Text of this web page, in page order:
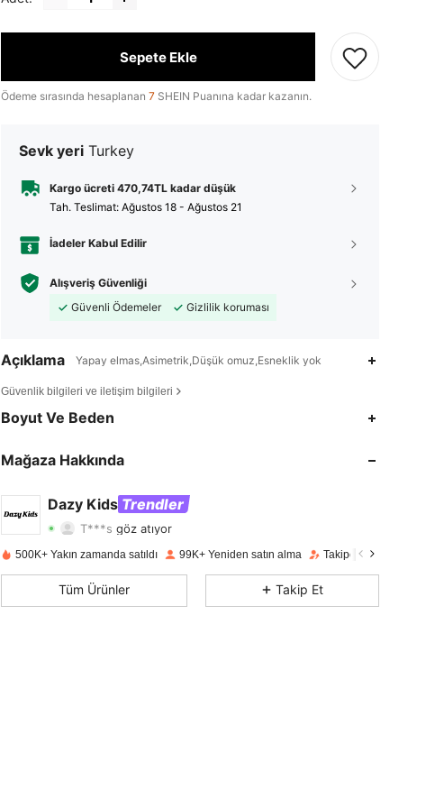
Sepete Ekle
Ödeme sırasında hesaplanan 7 SHEIN Puanına kadar kazanın.
Sevk yeri Turkey
Kargo ücreti 470,74TL kadar düşük
Tah. Teslimat: Ağustos 18 - Ağustos 21
İadeler Kabul Edilir
Alışveriş Güvenliği
Güvenli Ödemeler
Gizlilik koruması
Açıklama Yapay elmas,Asimetrik,Düşük omuz,Esneklik yok
Güvenlik bilgileri ve iletişim bilgileri
Boyut Ve Beden
Mağaza Hakkında
Dazy Kids Trendler
göz atıyor
4,88 Derecelendirme
4,88 2.1K 161K
500K+ Yakın zamanda satıldı 99K+ Yeniden satın alma Takipçi artışı 43%
Tüm Ürünler Takip Et